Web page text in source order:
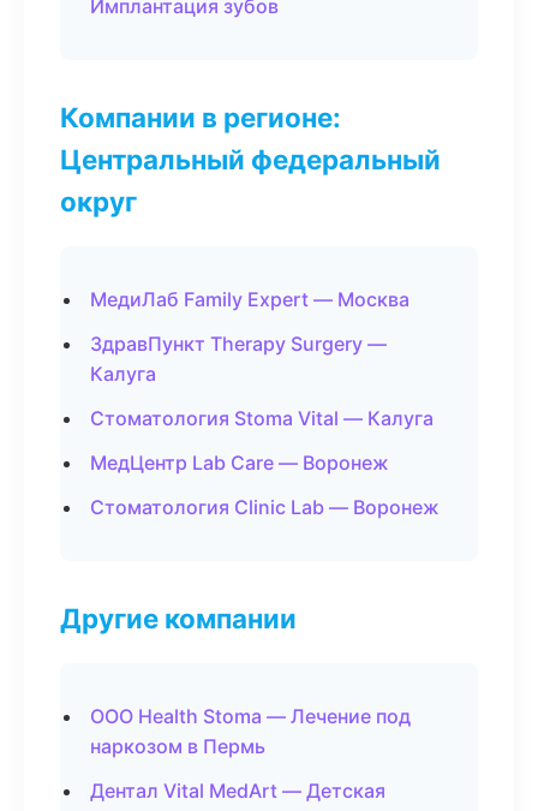
Имплантация зубов
Компании в регионе:
Центральный федеральный
округ
МедиЛаб Family Expert — Москва
ЗдравПункт Therapy Surgery —
Калуга
Стоматология Stoma Vital — Калуга
МедЦентр Lab Care — Воронеж
Стоматология Clinic Lab — Воронеж
Другие компании
ООО Health Stoma — Лечение под
наркозом в Пермь
Дентал Vital MedArt — Детская